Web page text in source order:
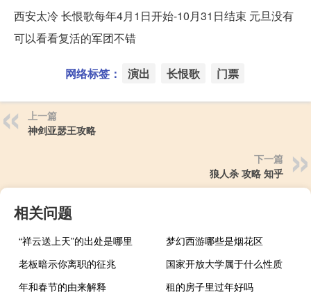
西安太冷 长恨歌每年4月1日开始-10月31日结束 元旦没有
可以看看复活的军团不错
网络标签： 演出 长恨歌 门票
上一篇
神剑亚瑟王攻略
下一篇
狼人杀 攻略 知乎
相关问题
“祥云送上天”的出处是哪里
梦幻西游哪些是烟花区
老板暗示你离职的征兆
国家开放大学属于什么性质
年和春节的由来解释
租的房子里过年好吗